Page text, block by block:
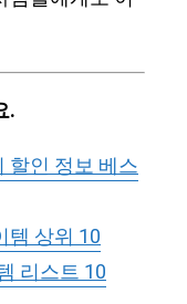
.
할인 정보 베스
템 상위 10
리스트 10